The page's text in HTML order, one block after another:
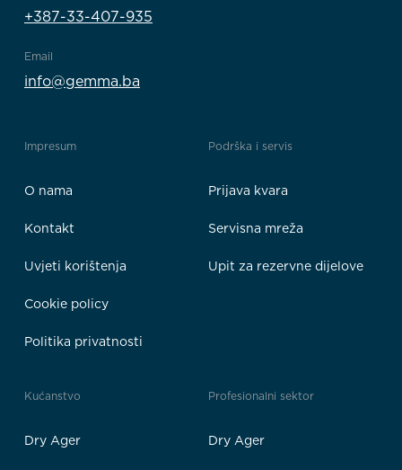
+387-33-407-935
Email
info@gemma.ba
Impresum
O nama
Kontakt
Uvjeti korištenja
Cookie policy
Politika privatnosti
Podrška i servis
Prijava kvara
Servisna mreža
Upit za rezervne dijelove
Kućanstvo
Dry Ager
Profesionalni sektor
Dry Ager